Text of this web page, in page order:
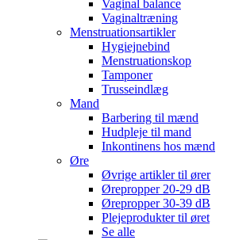
Vaginal balance
Vaginaltræning
Menstruationsartikler
Hygiejnebind
Menstruationskop
Tamponer
Trusseindlæg
Mand
Barbering til mænd
Hudpleje til mand
Inkontinens hos mænd
Øre
Øvrige artikler til ører
Ørepropper 20-29 dB
Ørepropper 30-39 dB
Plejeprodukter til øret
Se alle